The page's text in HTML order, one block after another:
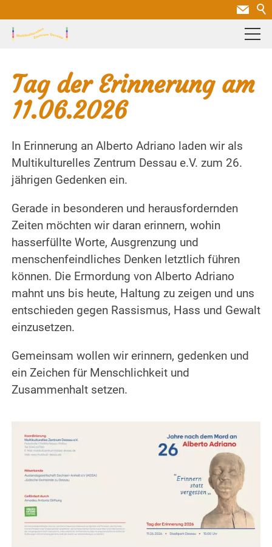
Tag der Erinnerung am
11.06.2026
In Erinnerung an Alberto Adriano laden wir als
Multikulturelles Zentrum Dessau e.V. zum 26.
jährigen Gedenken ein.
Gerade in besonderen und herausfordernden
Zeiten möchten wir daran erinnern, wohin
hasserfüllte Worte, Ausgrenzung und
menschenfeindliches Denken letztlich führen
können. Die Ermordung von Alberto Adriano
mahnt uns bis heute, Haltung zu zeigen und uns
entschieden gegen Rassismus, Hass und Gewalt
einzusetzen.
Gemeinsam wollen wir erinnern, gedenken und
ein Zeichen für Menschlichkeit und
Zusammenhalt setzen.